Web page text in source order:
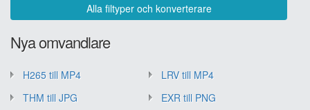
Alla filtyper och konverterare
Nya omvandlare
H265 till MP4
LRV till MP4
THM till JPG
EXR till PNG